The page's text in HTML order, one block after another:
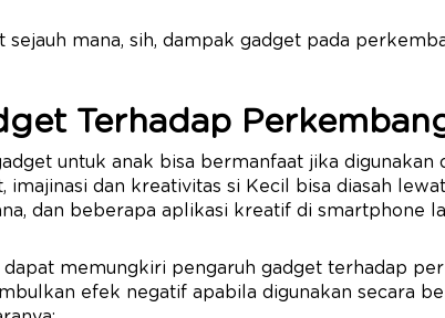
sejauh mana, sih, dampak gadget pada
Terhadap
untuk anak bisa bermanfaat jika digunakan
imajinasi dan kreativitas si Kecil bisa diasah
dan beberapa aplikasi kreatif di smartphone
dapat memungkiri pengaruh gadget terhadap
efek negatif apabila digunakan secara